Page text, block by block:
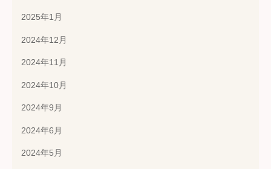
2025年1月
2024年12月
2024年11月
2024年10月
2024年9月
2024年6月
2024年5月